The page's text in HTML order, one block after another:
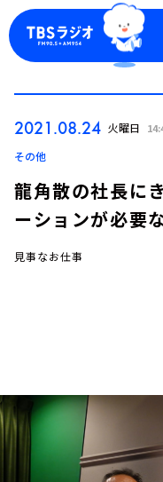
お知らせ
イベント・グッズ
YouTube
会社情報
2021.08.24 火曜日
その他
龍角散の社長に
ーションが必要
見事なお仕事